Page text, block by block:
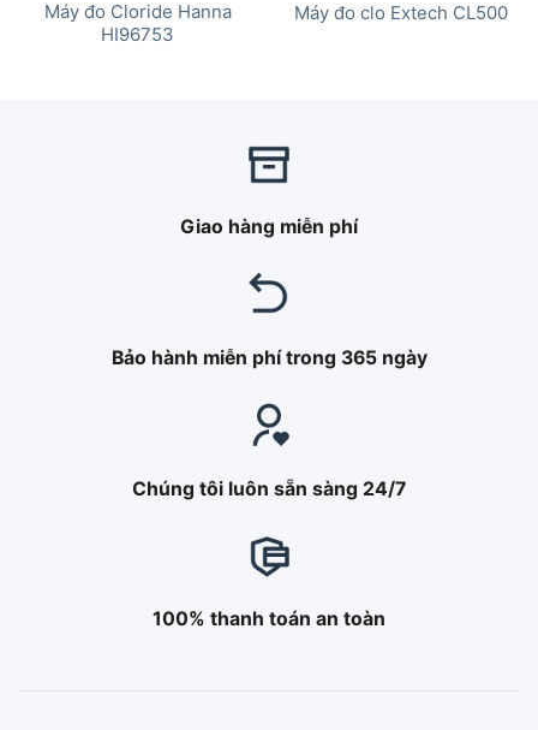
Máy đo Cloride Hanna
HI96753
Máy đo clo Extech CL500
Giao hàng miễn phí
Bảo hành miễn phí trong 365 ngày
Chúng tôi luôn sẵn sàng 24/7
100% thanh toán an toàn